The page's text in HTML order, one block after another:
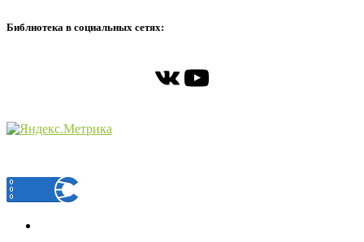
Библиотека в социальных сетях:
ВКонтакте
YouTube